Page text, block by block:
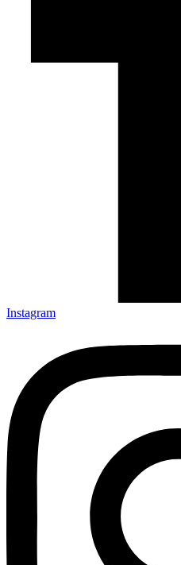
Instagram